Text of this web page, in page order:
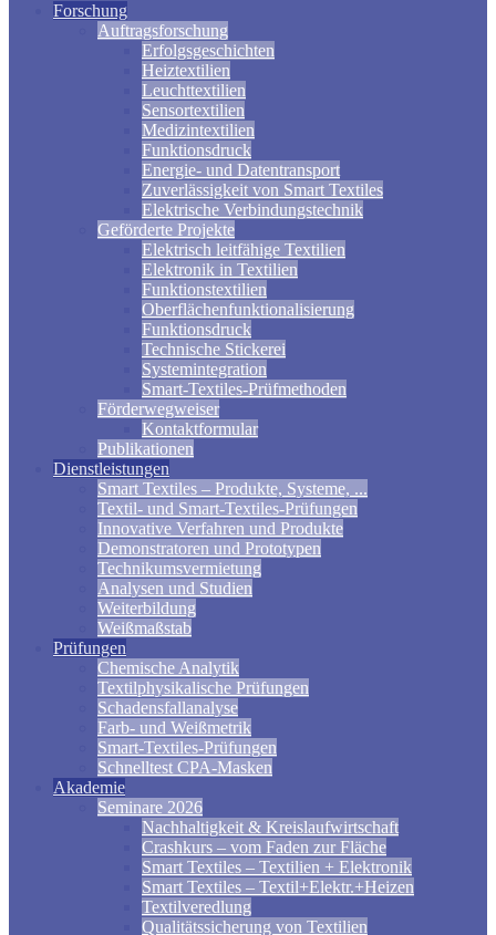
Forschung
Auftragsforschung
Erfolgsgeschichten
Heiztextilien
Leuchttextilien
Sensortextilien
Medizintextilien
Funktionsdruck
Energie- und Datentransport
Zuverlässigkeit von Smart Textiles
Elektrische Verbindungstechnik
Geförderte Projekte
Elektrisch leitfähige Textilien
Elektronik in Textilien
Funktionstextilien
Oberflächenfunktionalisierung
Funktionsdruck
Technische Stickerei
Systemintegration
Smart-Textiles-Prüfmethoden
Förderwegweiser
Kontaktformular
Publikationen
Dienstleistungen
Smart Textiles – Produkte, Systeme, ...
Textil- und Smart-Textiles-Prüfungen
Innovative Verfahren und Produkte
Demonstratoren und Prototypen
Technikumsvermietung
Analysen und Studien
Weiterbildung
Weißmaßstab
Prüfungen
Chemische Analytik
Textilphysikalische Prüfungen
Schadensfallanalyse
Farb- und Weißmetrik
Smart-Textiles-Prüfungen
Schnelltest CPA-Masken
Akademie
Seminare 2026
Nachhaltigkeit & Kreislaufwirtschaft
Crashkurs – vom Faden zur Fläche
Smart Textiles – Textilien + Elektronik
Smart Textiles – Textil+Elektr.+Heizen
Textilveredlung
Qualitätssicherung von Textilien